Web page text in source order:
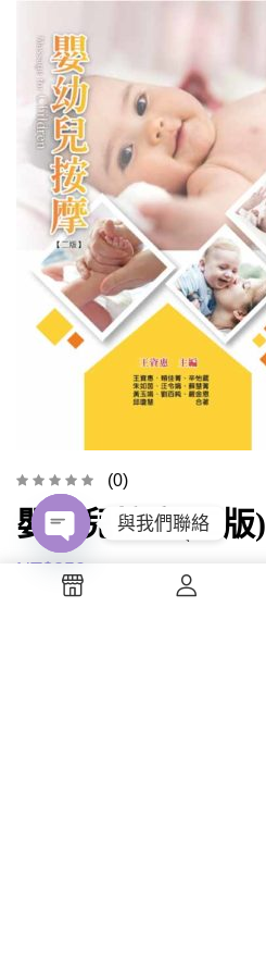
(0)
嬰幼兒按摩(二版)
NT$350
與我們聯絡
Open
chaty